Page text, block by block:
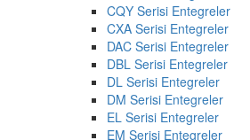
CQY Serisi Entegreler
CXA Serisi Entegreler
DAC Serisi Entegreler
DBL Serisi Entegreler
DL Serisi Entegreler
DM Serisi Entegreler
EL Serisi Entegreler
EM Serisi Entegreler